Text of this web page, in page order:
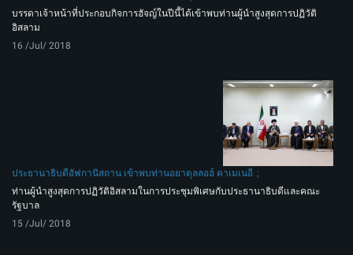
บรรดาเจ้าหน้าที่ประกอบกิจการฮัจญ์ในปีนี้ได้เข้าพบท่านผู้นำสูงสุดการปฏิวัติ
อิสลาม
16 /Jul/ 2018
ประธานาธิบดีอัฟกานิสถาน เข้าพบท่านอยาตุลลอฮ์ คาเมเนอี
ท่านผู้นำสูงสุดการปฏิวัติอิสลามในการประชุมพิเศษกับประธานาธิบดีและคณะ
รัฐบาล
15 /Jul/ 2018